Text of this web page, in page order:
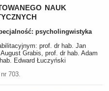
nauk
psycholingwistyka
prof. dr hab. Jan
Grabis, prof. dr hab. Adam
Edward Łuczyński
703.